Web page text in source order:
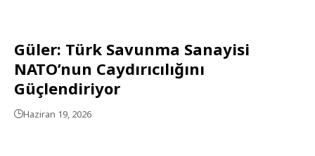
Güler: Türk Savunma Sanayisi
NATO’nun Caydırıcılığını
Güçlendiriyor
Haziran 19, 2026